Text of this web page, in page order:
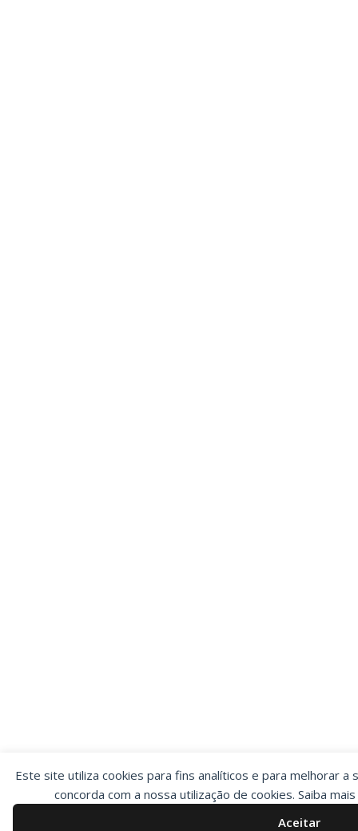
Este site utiliza cookies para fins analíticos e para melhorar a
concorda com a nossa utilização de cookies. Saiba
Aceitar